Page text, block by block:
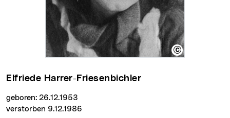
Elfriede Harrer-Friesenbichler
geboren: 26.12.1953
verstorben 9.12.1986